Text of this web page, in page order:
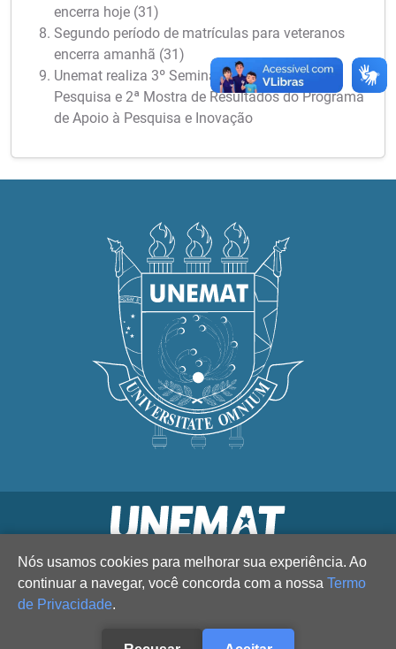
encerra hoje (31)
Segundo período de matrículas para veteranos
encerra amanhã (31)
Unemat realiza 3º Seminário Meio Termo de
Pesquisa e 2ª Mostra de Resultados do Programa
de Apoio à Pesquisa e Inovação
Nós usamos cookies para melhorar sua experiência. Ao
continuar a navegar, você concorda com a nossa Termo
de Privacidade.